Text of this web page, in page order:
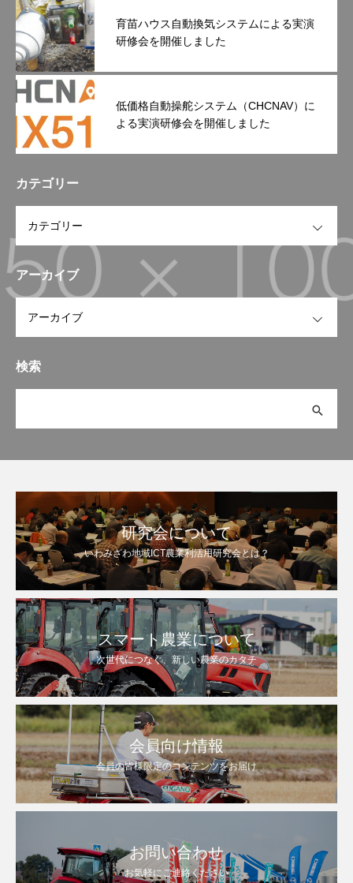
育苗ハウス自動換気システムによる実演
研修会を開催しました
低価格自動操舵システム（CHCNAV）に
よる実演研修会を開催しました
カテゴリー
アーカイブ
検索
研究会について
いわみざわ地域ICT農業利活用研究会とは？
スマート農業について
次世代につなぐ、新しい農業のカタチ
会員向け情報
会員の皆様限定のコンテンツをお届け
お問い合わせ
お気軽にご連絡ください